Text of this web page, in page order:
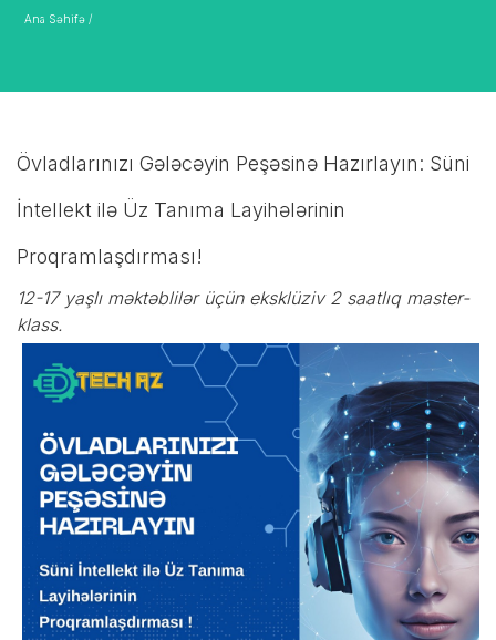
Ana Səhifə /
Övladlarınızı Gələcəyin Peşəsinə Hazırlayın: Süni
İntellekt ilə Üz Tanıma Layihələrinin
Proqramlaşdırması!
12-17 yaşlı məktəblilər üçün eksklüziv 2 saatlıq master-
klass.